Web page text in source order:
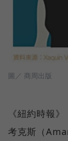
圖／ 商周出版
《紐約時報
考克斯（